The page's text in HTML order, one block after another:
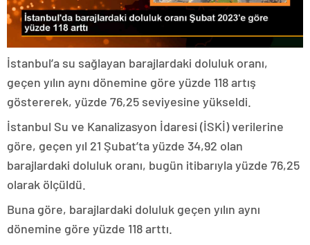
İstanbul’a su sağlayan barajlardaki doluluk oranı,
geçen yılın aynı dönemine göre yüzde 118 artış
göstererek, yüzde 76,25 seviyesine yükseldi.
İstanbul Su ve Kanalizasyon İdaresi (İSKİ) verilerine
göre, geçen yıl 21 Şubat’ta yüzde 34,92 olan
barajlardaki doluluk oranı, bugün itibarıyla yüzde 76,25
olarak ölçüldü.
Buna göre, barajlardaki doluluk geçen yılın aynı
dönemine göre yüzde 118 arttı.